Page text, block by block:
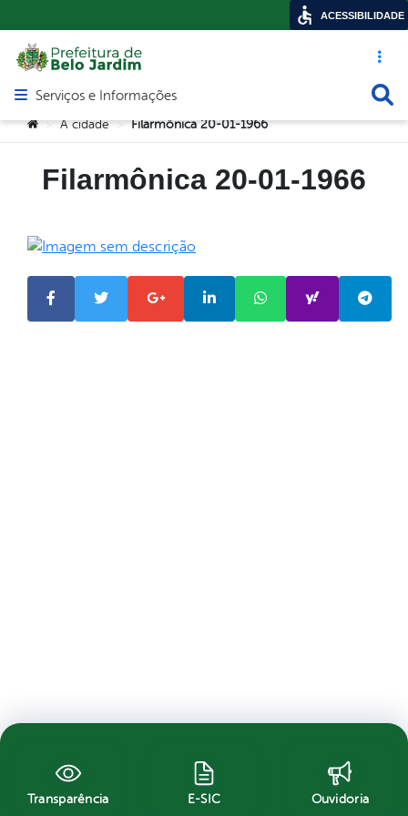
Acesso
Abrir menu principal de navegação
Serviços e Informações
Você está aqui:
> A cidade > Filarmônica 20-01-1966
Filarmônica 20-01-1966
Transparência E-SIC Ouvidoria
ACESSIBILIDADE